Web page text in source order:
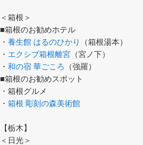
＜箱根＞
■箱根のお勧めホテル
・ 養生館 はるのひかり
（箱根湯本）
・ エクシブ箱根離宮 （宮ノ下）
・ 和の宿 華ごころ
（強羅）
■箱根のお勧めスポット
・箱根グルメ
・ 箱根 彫刻の森美術館
【栃木】
＜日光＞